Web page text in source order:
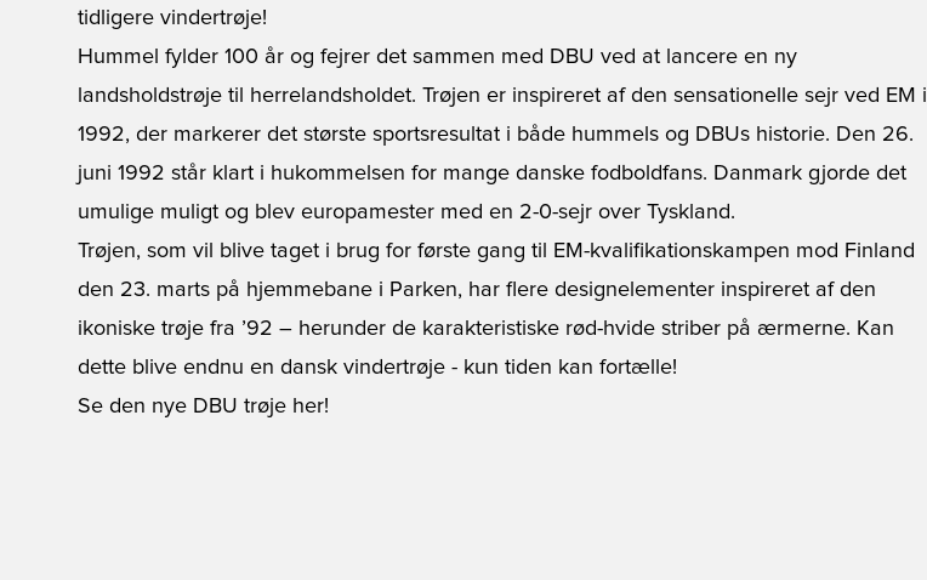
tidligere vindertrøje!
Hummel fylder 100 år og fejrer det sammen med DBU ved at lancere en ny
landsholdstrøje til herrelandsholdet. Trøjen er inspireret af den sensationelle sejr ved EM i
1992, der markerer det største sportsresultat i både hummels og DBUs historie. Den 26.
juni 1992 står klart i hukommelsen for mange danske fodboldfans. Danmark gjorde det
umulige muligt og blev europamester med en 2-0-sejr over Tyskland.
Trøjen, som vil blive taget i brug for første gang til EM-kvalifikationskampen mod Finland
den 23. marts på hjemmebane i Parken, har flere designelementer inspireret af den
ikoniske trøje fra ’92 – herunder de karakteristiske rød-hvide striber på ærmerne. Kan
dette blive endnu en dansk vindertrøje - kun tiden kan fortælle!
Se den nye DBU trøje her!